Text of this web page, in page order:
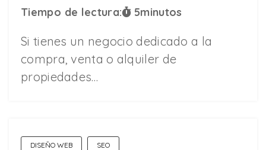
Tiempo de lectura: 5minutos
Si tienes un negocio dedicado a la
compra, venta o alquiler de
propiedades…
DISEÑO WEB SEO